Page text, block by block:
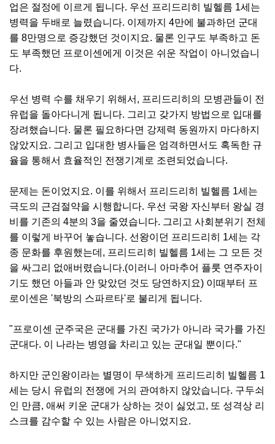
업은 절정에 이르게 됩니다. 우선 프리드리히 빌헬름 1세는
병력을 두배로 늘렸습니다. 이제까지 4만에 불과하던 군대
를 8만명으로 증강했던 것이지요. 물론 인구도 부족하고 돈
도 부족했던 프로이센에게 이것은 쉬운 작업이 아니었습니
다.
우선 병력 수를 채우기 위해서, 프리드리히의 모병관들이 전
유럽을 돌아다니게 됩니다. 그리고 갖가지 방법으로 입대를
장려했습니다. 물론 필요하다면 강제력 동원까지 마다하지
않았지요. 그리고 입대한 병사들은 엄격하면서도 혹독한 규
율을 통해서 효율적인 전쟁기계로 조련되었습니다.
문제는 돈이었지요. 이를 위해서 프리드리히 빌헬름 1세는
극도의 근검절약을 시행합니다. 우선 국왕 자신부터 왕실 경
비를 기존의 4분의 3을 줄였습니다. 그리고 사회분위기 전체
를 이렇게 바꾸어 놓습니다. 선왕이던 프리드리히 1세는 각
종 문화를 후원했는데, 프리드리히 빌헬름 1세는 그 모든 것
을 싸그리 없애버렸습니다.(이러니 아마추어 플룻 연주자이
기도 했던 아들과 안 맞았던 것도 당연하지요) 이때부터 프
로이센은 '북방의 스파르타'로 불리게 됩니다.
"프로이센 군주국은 군대를 가진 국가가 아니라 국가를 가진
군대다. 이 나라는 병영을 차리고 있는 군대일 뿐이다."
하지만 군인왕이라는 별명이 무색하게 프리드리히 빌헬름 1
세는 당시 유럽의 전쟁에 거의 관여하지 않았습니다. 구두쇠
인 만큼, 애써 키운 군대가 상하는 것이 싫었고, 또 성격상 리
스크를 감수할 수 있는 사람은 아니었지요.